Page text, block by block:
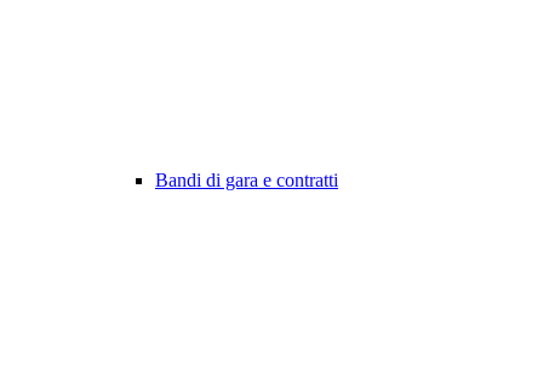
Bandi di gara e contratti